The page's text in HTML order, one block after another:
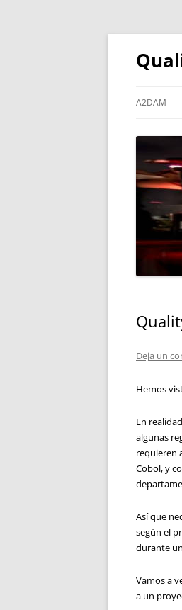
A2DAM
Deja un
Hemos
En
algunas
requieren
Cobol, y
Así que
según el
durante
Vamos a
a un